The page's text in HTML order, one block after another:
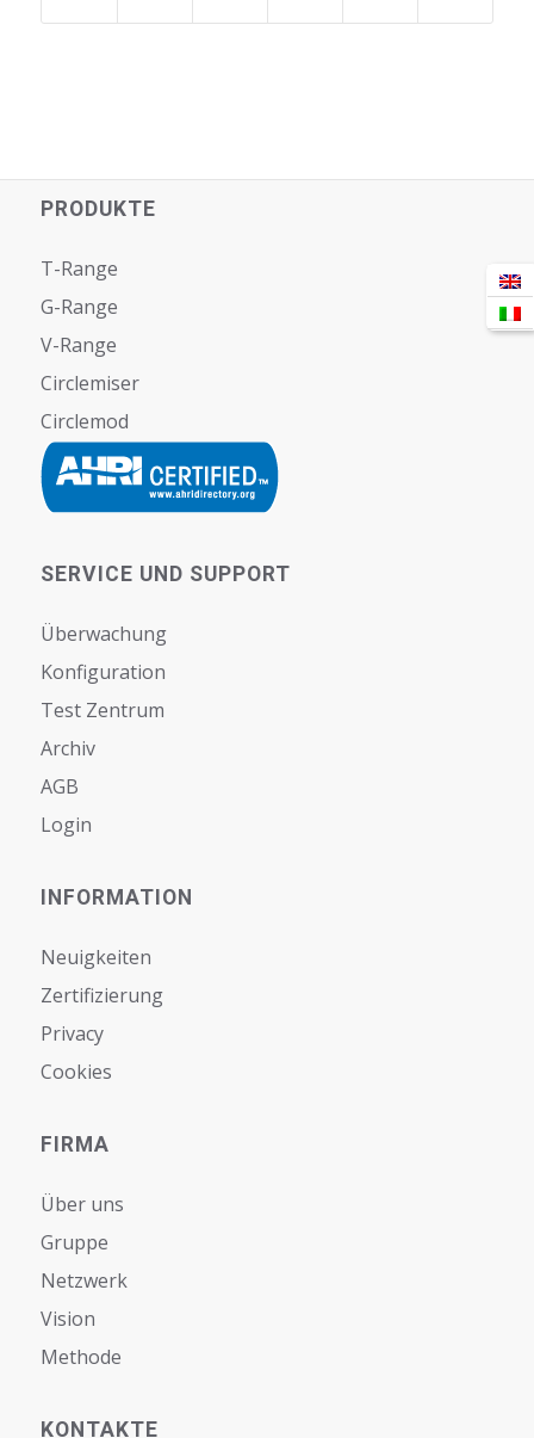
PRODUKTE
T-Range
G-Range
V-Range
Circlemiser
Circlemod
SERVICE UND SUPPORT
Überwachung
Konfiguration
Test Zentrum
Archiv
AGB
Login
INFORMATION
Neuigkeiten
Zertifizierung
Privacy
Cookies
FIRMA
Über uns
Gruppe
Netzwerk
Vision
Мethode
KONTAKTE